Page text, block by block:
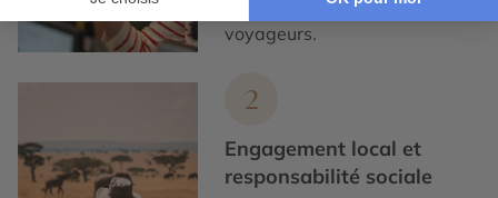
collaboration étroite avec nos
voyageurs.
2
Engagement local et
responsabilité sociale